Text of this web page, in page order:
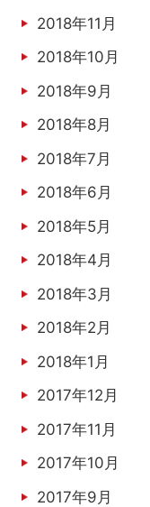
2018年11月
2018年10月
2018年9月
2018年8月
2018年7月
2018年6月
2018年5月
2018年4月
2018年3月
2018年2月
2018年1月
2017年12月
2017年11月
2017年10月
2017年9月